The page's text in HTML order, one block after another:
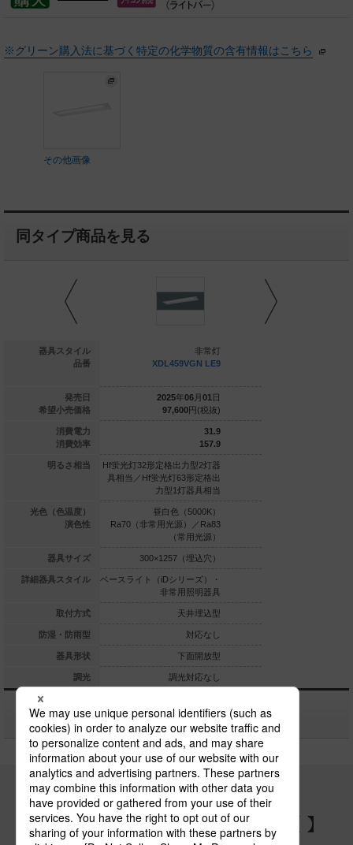
※グリーン購入法に基づく特定の化学物質の含有情報はこちら
その他画像
同タイプ商品を見る
器具スタイル
品番
発売日
希望小売価格
消費電力
消費効率
明るさ相当
光色（色温度）
演色性
器具サイズ
詳細器具スタイル
取付方式
防湿・防雨型
器具形状
調光
非常灯
円(税抜)
33
152.7
出力型2灯器
色（5000K）
（埋込穴）
シリーズ）・
天井埋込型
対応なし
下面開放型
非常灯
XDL459VGN LE9
2025年06 月 01 日
97,600円(税抜)
31.9
157.9
Hf蛍光灯32形定格出力型2灯器
具相当／Hf蛍光灯63形定格出
力型1灯器具相当
昼白色（5000K）
Ra70（非常用光源）／Ra83
（常用光源）
300×1257（埋込穴）
ベースライト（iDシリーズ）・
非常用照明器具
天井埋込型
対応なし
下面開放型
調光対応なし
関連商品
パナソニックの電気設備 SNSアカウント